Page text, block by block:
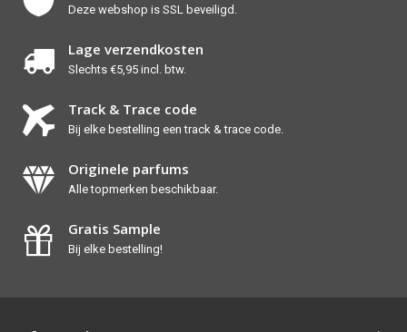
Deze webshop is SSL beveiligd.
Lage verzendkosten
Slechts €5,95 incl. btw.
Track & Trace code
Bij elke bestelling een track & trace code.
Originele parfums
Alle topmerken beschikbaar.
Gratis Sample
Bij elke bestelling!